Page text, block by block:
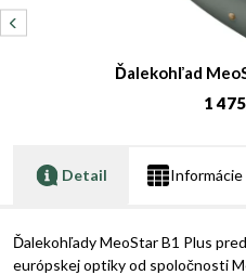
Ďalekohľad
1
Detail
Ďalekohľady MeoStar B1 Plus
európskej optiky od spoločnosti